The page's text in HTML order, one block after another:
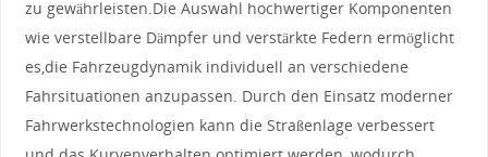
‍zu gewährleisten.Die Auswahl hochwertiger Komponenten
wie⁤ verstellbare‌ Dämpfer und⁣ verstärkte⁤ Federn ⁢ermöglicht
es,die⁤ Fahrzeugdynamik ‌individuell an verschiedene⁢
Fahrsituationen anzupassen. Durch den ‌Einsatz moderner
Fahrwerkstechnologien‍ kann die Straßenlage verbessert